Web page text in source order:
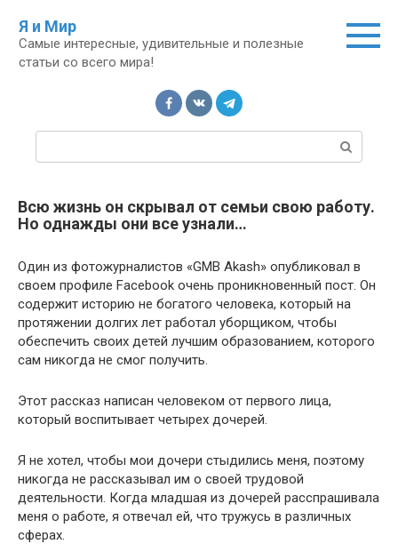
контенту
Я и Мир
Самые интересные, удивительные и полезные
статьи со всего мира!
о
к
:
Всю жизнь он скрывал от семьи свою работу.
Но однажды они все узнали…
Один из фотожурналистов «GMB Akash» опубликовал в
своем профиле Facebook очень проникновенный пост. Он
содержит историю не богатого человека, который на
протяжении долгих лет работал уборщиком, чтобы
обеспечить своих детей лучшим образованием, которого
сам никогда не смог получить.
Этот рассказ написан человеком от первого лица,
который воспитывает четырех дочерей.
Я не хотел, чтобы мои дочери стыдились меня, поэтому
никогда не рассказывал им о своей трудовой
деятельности. Когда младшая из дочерей расспрашивала
меня о работе, я отвечал ей, что тружусь в различных
сферах.